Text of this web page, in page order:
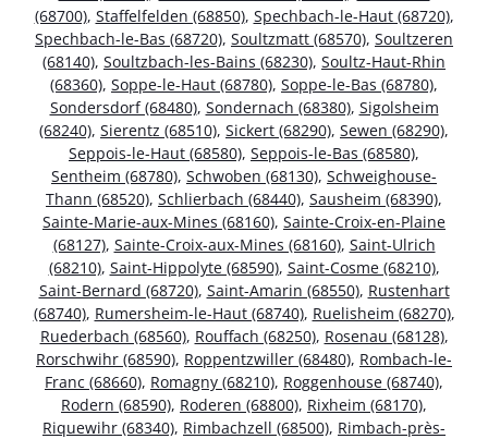
(68700), Staffelfelden (68850), Spechbach-le-Haut (68720),
Spechbach-le-Bas (68720), Soultzmatt (68570), Soultzeren
(68140), Soultzbach-les-Bains (68230), Soultz-Haut-Rhin
(68360), Soppe-le-Haut (68780), Soppe-le-Bas (68780),
Sondersdorf (68480), Sondernach (68380), Sigolsheim
(68240), Sierentz (68510), Sickert (68290), Sewen (68290),
Seppois-le-Haut (68580), Seppois-le-Bas (68580),
Sentheim (68780), Schwoben (68130), Schweighouse-
Thann (68520), Schlierbach (68440), Sausheim (68390),
Sainte-Marie-aux-Mines (68160), Sainte-Croix-en-Plaine
(68127), Sainte-Croix-aux-Mines (68160), Saint-Ulrich
(68210), Saint-Hippolyte (68590), Saint-Cosme (68210),
Saint-Bernard (68720), Saint-Amarin (68550), Rustenhart
(68740), Rumersheim-le-Haut (68740), Ruelisheim (68270),
Ruederbach (68560), Rouffach (68250), Rosenau (68128),
Rorschwihr (68590), Roppentzwiller (68480), Rombach-le-
Franc (68660), Romagny (68210), Roggenhouse (68740),
Rodern (68590), Roderen (68800), Rixheim (68170),
Riquewihr (68340), Rimbachzell (68500), Rimbach-près-